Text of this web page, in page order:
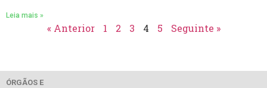
Leia mais »
« Anterior 1 2 3 4 5 Seguinte »
ÓRGÃOS E